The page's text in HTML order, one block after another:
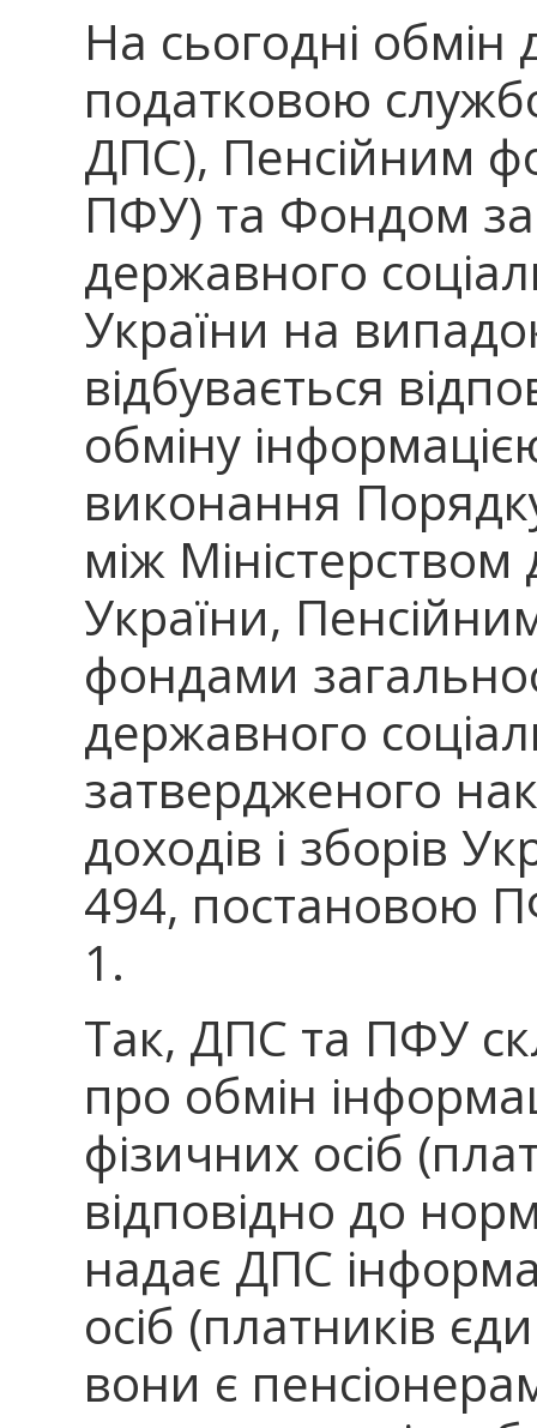
На сьогодні
податковою
ДПС), Пенсійним
ПФУ) та Фондом
державного
України на
відбувається
обміну
виконання
між Міністерством
України,
фондами
державного
затвердженого
доходів і зборів
494, постановою
1.
Так, ДПС та ПФУ
про обмін
фізичних осіб
відповідно до
надає ДПС
осіб (платників
вони є